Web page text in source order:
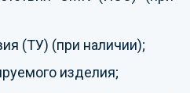
(ТУ) (при наличии);
изделия;